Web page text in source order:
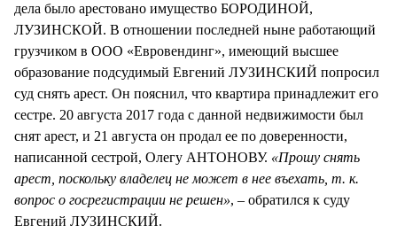
дела было арестовано имущество БОРОДИНОЙ,
ЛУЗИНСКОЙ. В отношении последней ныне работающий
грузчиком в ООО «Евровендинг», имеющий высшее
образование подсудимый Евгений ЛУЗИНСКИЙ попросил
суд снять арест. Он пояснил, что квартира принадлежит его
сестре. 20 августа 2017 года с данной недвижимости был
снят арест, и 21 августа он продал ее по доверенности,
написанной сестрой, Олегу АНТОНОВУ. «Прошу снять
арест, поскольку владелец не может в нее въехать, т. к.
вопрос о госрегистрации не решен», – обратился к суду
Евгений ЛУЗИНСКИЙ.